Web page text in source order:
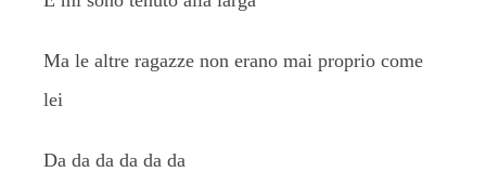
Ma le altre ragazze non erano mai proprio come
lei
Da da da da da da